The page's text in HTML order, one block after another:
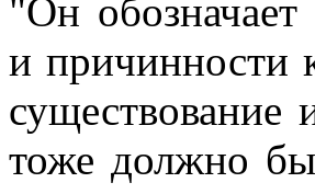
"Он
и причинности
существование
тоже должно